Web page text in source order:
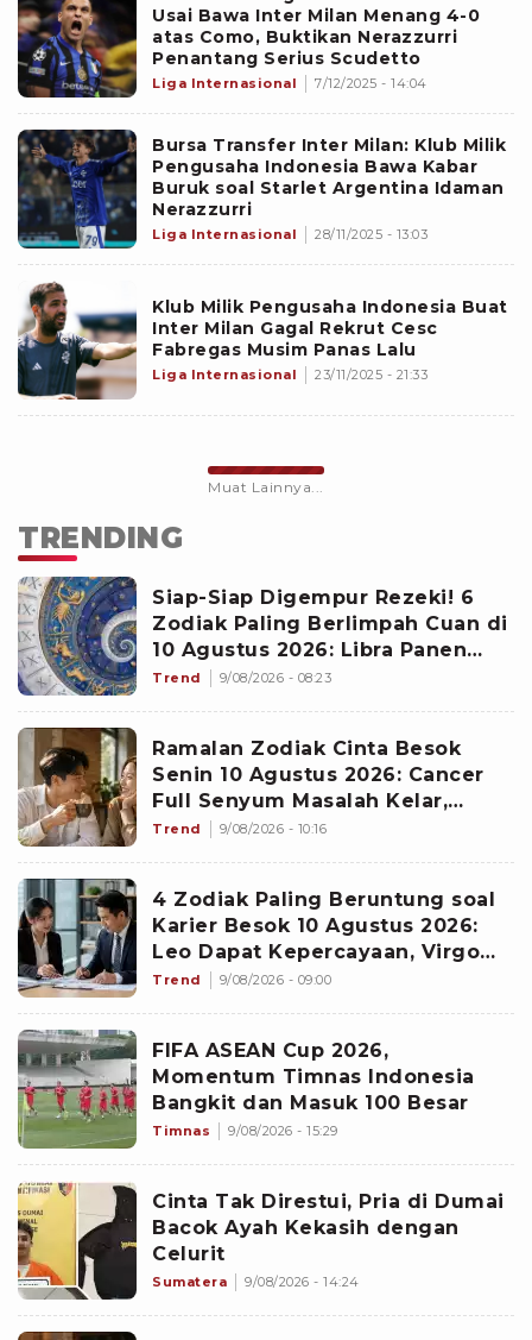
Usai Bawa Inter Milan Menang 4-0
atas Como, Buktikan Nerazzurri
Penantang Serius Scudetto
Liga Internasional 7/12/2025 - 14:04
Bursa Transfer Inter Milan: Klub Milik
Pengusaha Indonesia Bawa Kabar
Buruk soal Starlet Argentina Idaman
Nerazzurri
Liga Internasional 28/11/2025 - 13:03
Klub Milik Pengusaha Indonesia Buat
Inter Milan Gagal Rekrut Cesc
Fabregas Musim Panas Lalu
Liga Internasional 23/11/2025 - 21:33
Muat Lainnya...
TRENDING
Siap-Siap Digempur Rezeki! 6
Zodiak Paling Berlimpah Cuan di
10 Agustus 2026: Libra Panen
Proyek Emas
Trend 9/08/2026 - 08:23
Ramalan Zodiak Cinta Besok
Senin 10 Agustus 2026: Cancer
Full Senyum Masalah Kelar,
Scorpio Awas Terprovokasi
Trend 9/08/2026 - 10:16
4 Zodiak Paling Beruntung soal
Karier Besok 10 Agustus 2026:
Leo Dapat Kepercayaan, Virgo
Makin Diperhitungkan
Trend 9/08/2026 - 09:00
FIFA ASEAN Cup 2026,
Momentum Timnas Indonesia
Bangkit dan Masuk 100 Besar
Timnas 9/08/2026 - 15:29
Cinta Tak Direstui, Pria di Dumai
Bacok Ayah Kekasih dengan
Celurit
Sumatera 9/08/2026 - 14:24